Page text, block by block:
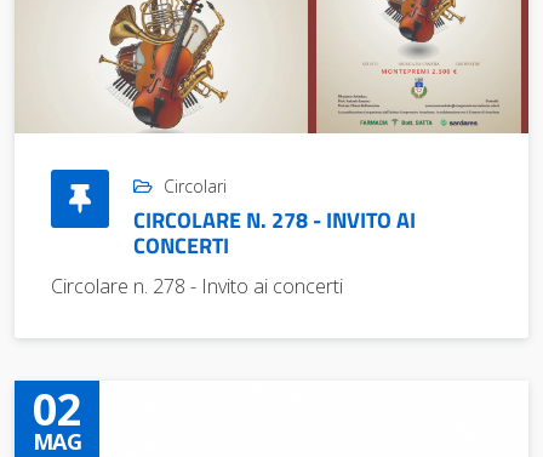
Circolari
CIRCOLARE N. 278 - INVITO AI
CONCERTI
Circolare n. 278 - Invito ai concerti
02
MAG